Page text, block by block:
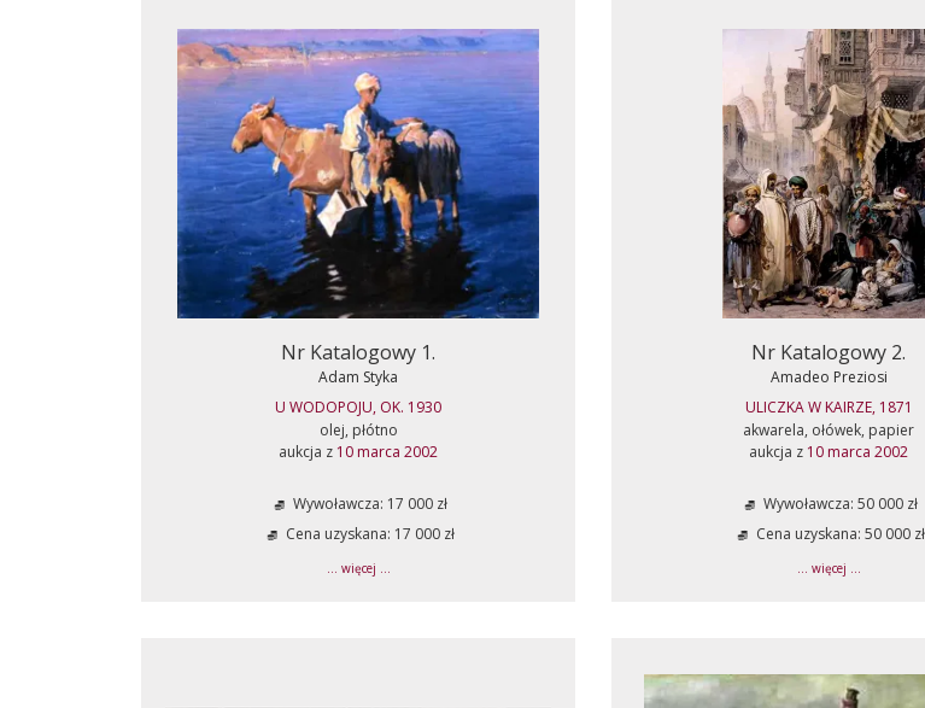
Nr Katalogowy 1.
Adam Styka
U WODOPOJU, OK. 1930
olej, płótno
aukcja z 10 marca 2002
Wywoławcza: 17 000 zł
Cena uzyskana: 17 000 zł
... więcej ...
Nr Katalogowy 2.
Amadeo Preziosi
ULICZKA W KAIRZE, 1871
akwarela, ołówek, papier
aukcja z 10 marca 2002
Wywoławcza: 50 000 zł
Cena uzyskana: 50 000 zł
... więcej ...